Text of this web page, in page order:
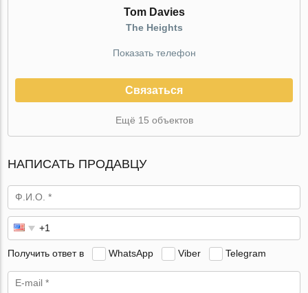
Tom Davies
The Heights
Показать телефон
Связаться
Ещё 15 объектов
НАПИСАТЬ ПРОДАВЦУ
Получить ответ в WhatsApp Viber Telegram